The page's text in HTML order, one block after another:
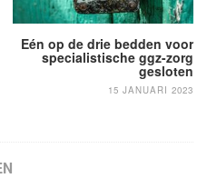
Eén op de drie bedden voor
specialistische ggz-zorg
gesloten
15 JANUARI 2023